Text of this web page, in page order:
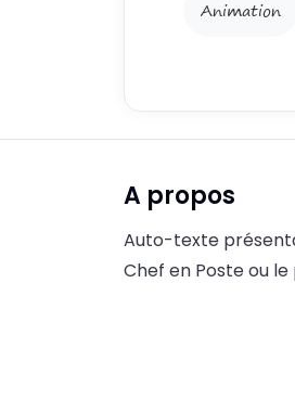
Animation
A propos
Auto-texte
Chef en Poste ou